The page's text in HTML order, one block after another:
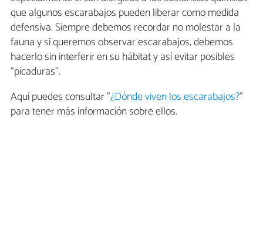
que algunos escarabajos pueden liberar como medida
defensiva. Siempre debemos recordar no molestar a la
fauna y si queremos observar escarabajos, debemos
hacerlo sin interferir en su hábitat y así evitar posibles
“picaduras”.
Aquí puedes consultar "¿Dónde viven los escarabajos?"
para tener más información sobre ellos.